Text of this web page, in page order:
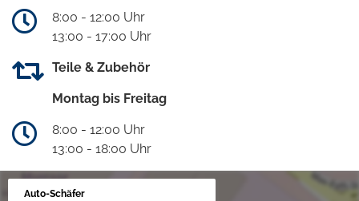
8:00 - 12:00 Uhr
13:00 - 17:00 Uhr
Teile & Zubehör
Montag bis Freitag
8:00 - 12:00 Uhr
13:00 - 18:00 Uhr
Auto-Schäfer